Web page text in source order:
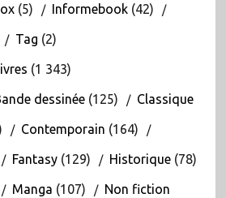
(5) Informebook(42)
Tag (2)
(1 343)
dessinée(125) Classique
Contemporain (164)
Fantasy(129) Historique(78)
Manga (107) Non fiction